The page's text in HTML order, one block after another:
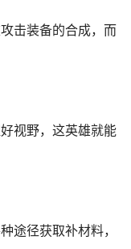
击装备的合成，而
视野，这英雄就能
途径获取补材料，